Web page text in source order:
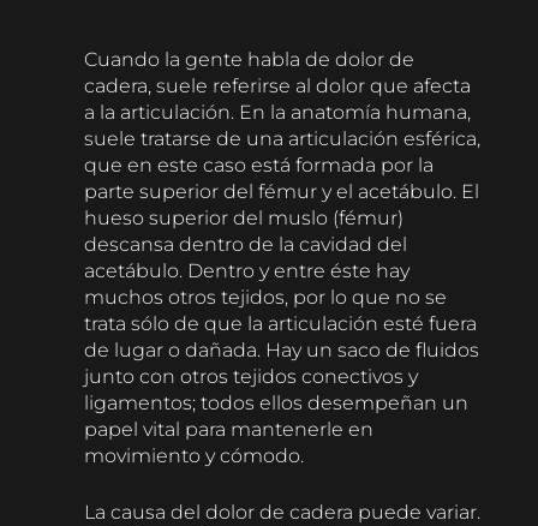
Cuando la gente habla de dolor de
cadera, suele referirse al dolor que afecta
a la articulación. En la anatomía humana,
suele tratarse de una articulación esférica,
que en este caso está formada por la
parte superior del fémur y el acetábulo. El
hueso superior del muslo (fémur)
descansa dentro de la cavidad del
acetábulo. Dentro y entre éste hay
muchos otros tejidos, por lo que no se
trata sólo de que la articulación esté fuera
de lugar o dañada. Hay un saco de fluidos
junto con otros tejidos conectivos y
ligamentos; todos ellos desempeñan un
papel vital para mantenerle en
movimiento y cómodo.
La causa del dolor de cadera puede variar.